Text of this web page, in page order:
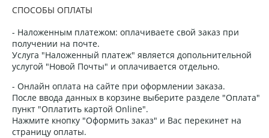
СПОСОБЫ ОПЛАТЫ
- Наложенным платежом: оплачиваете свой заказ при
получении на почте.
Услуга "Наложенный платеж" является допольнительной
услугой "Новой Почты" и оплачивается отдельно.
- Онлайн оплата на сайте при оформлении заказа.
После ввода данных в корзине выберите разделе "Оплата"
пункт "Оплатить картой Online".
Нажмите кнопку "Оформить заказ" и Вас перекинет на
страницу оплаты.